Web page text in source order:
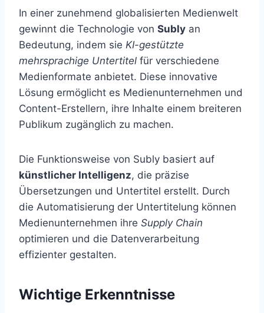
In einer zunehmend globalisierten Medienwelt
gewinnt die Technologie von Subly an
Bedeutung, indem sie KI-gestützte
mehrsprachige Untertitel für verschiedene
Medienformate anbietet. Diese innovative
Lösung ermöglicht es Medienunternehmen und
Content-Erstellern, ihre Inhalte einem breiteren
Publikum zugänglich zu machen.
Die Funktionsweise von Subly basiert auf
künstlicher Intelligenz, die präzise
Übersetzungen und Untertitel erstellt. Durch
die Automatisierung der Untertitelung können
Medienunternehmen ihre Supply Chain
optimieren und die Datenverarbeitung
effizienter gestalten.
Wichtige Erkenntnisse